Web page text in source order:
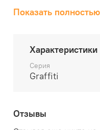
кромкой из ПВХ.
мелкозернистой
использованием
Корея.
мягкого
Показать полностью
Характеристики
Серия
Graffiti
Отзывы